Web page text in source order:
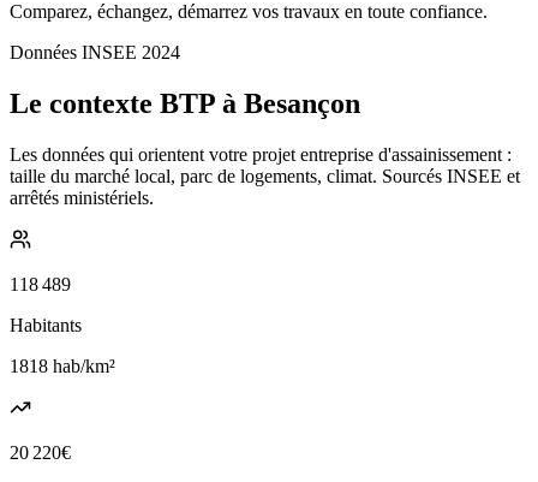
Comparez, échangez, démarrez vos travaux en toute confiance.
Données INSEE 2024
Le contexte BTP à Besançon
Les données qui orientent votre projet entreprise d'assainissement :
taille du marché local, parc de logements, climat. Sourcés INSEE et
arrêtés ministériels.
118 489
Habitants
1818 hab/km²
20 220€